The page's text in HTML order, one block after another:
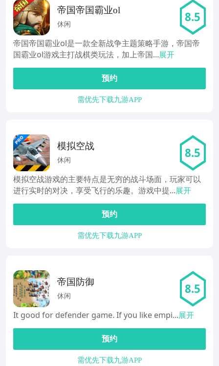
帝国帝国霸业ol
休闲 8.5
帝国帝国霸业ol是一款全新战争主题策略手游，帝国帝
国霸业ol游戏主打战棋类玩法，加上帝国...展开
预约
需优先下载九游APP
模拟空战
休闲 8.5
模拟空战游戏的主要特点是无穷的战斗场面，玩家可以
进行实时的对决，享受飞行的乐趣。游戏中提...展开
预约
需优先下载九游APP
帝国防御
休闲 8.5
It good for defender game. If you like empi...展开
预约
需优先下载九游APP